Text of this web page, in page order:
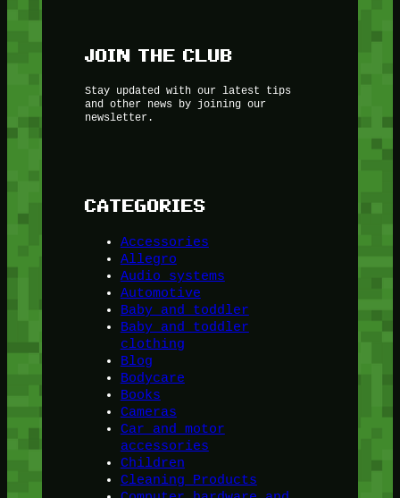
JOIN THE CLUB
Stay updated with our latest tips
and other news by joining our
newsletter.
CATEGORIES
Accessories
Allegro
Audio systems
Automotive
Baby and toddler
Baby and toddler
clothing
Blog
Bodycare
Books
Cameras
Car and motor
accessories
Children
Cleaning Products